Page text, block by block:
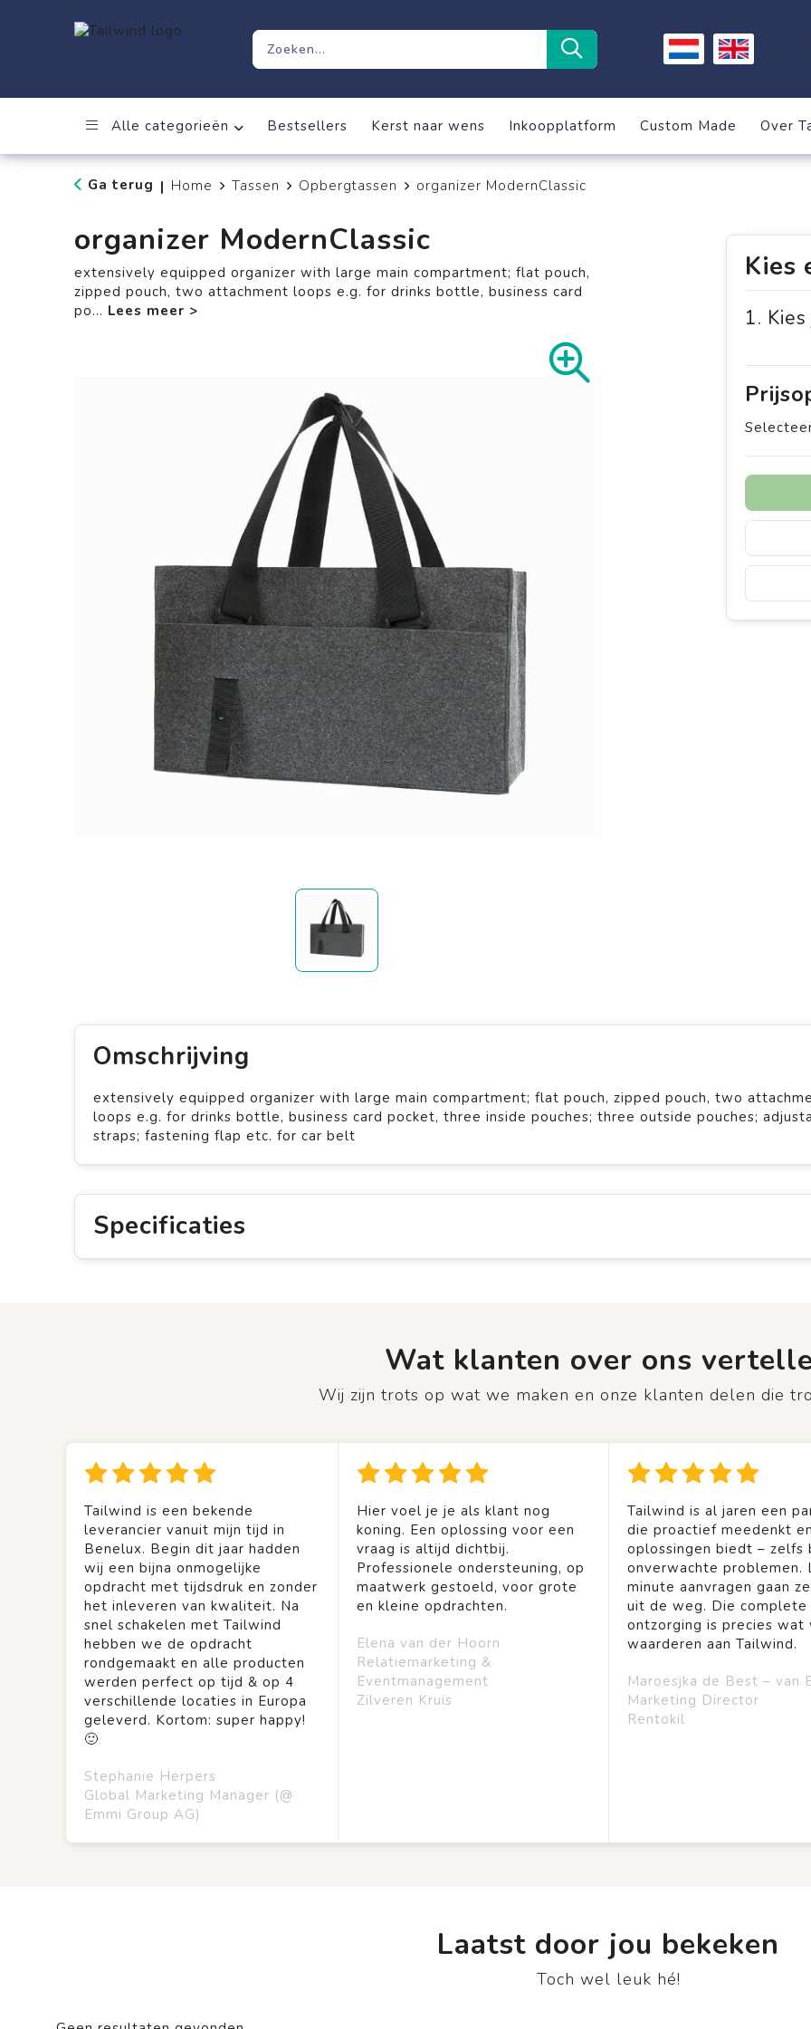
Alle categorieën Bestsellers Kerst naar wens Inkoopplatform Custom Made Over
Ga terug | Home Tassen Opbergtassen organizer ModernClassic
organizer ModernClassic
extensively equipped organizer with large main compartment; flat pouch,
zipped pouch, two attachment loops e.g. for drinks bottle, business card
po...
Kies
1.
Omschrijving
extensively equipped organizer with large main compartment; flat pouch, zipped pouch, two
loops e.g. for drinks bottle, business card pocket, three inside pouches; three outside pouches;
straps; fastening flap etc. for car belt
Specificaties
Wat klanten over ons
Wij zijn trots op wat we maken en onze klanten delen die
Tailwind is een bekende
leverancier vanuit mijn tijd in
Benelux. Begin dit jaar hadden
wij een bijna onmogelijke
opdracht met tijdsdruk en zonder
het inleveren van kwaliteit. Na
snel schakelen met Tailwind
hebben we de opdracht
rondgemaakt en alle producten
werden perfect op tijd & op 4
verschillende locaties in Europa
geleverd. Kortom: super happy!
🙂
Stephanie Herpers
Global Marketing Manager (@
Emmi Group AG)
Hier voel je je als klant nog
koning. Een oplossing voor een
vraag is altijd dichtbij.
Professionele ondersteuning, op
maatwerk gestoeld, voor grote
en kleine opdrachten.
Elena van der Hoorn
Relatiemarketing &
Eventmanagement
Zilveren Kruis
Tailwind is al jaren een
die proactief meedenkt
oplossingen biedt – zelfs
onverwachte problemen.
minute aanvragen gaan
uit de weg. Die complete
ontzorging is precies wat
waarderen aan Tailwind.
Maroesjka de Best – van
Marketing Director
Rentokil
Laatst door jou bekeken
Toch wel leuk hé!